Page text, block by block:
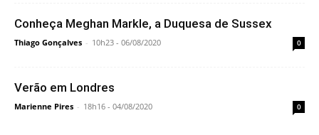
Conheça Meghan Markle, a Duquesa de Sussex
Thiago Gonçalves - 10h23 - 06/08/2020 0
Verão em Londres
Marienne Pires - 18h16 - 04/08/2020 0